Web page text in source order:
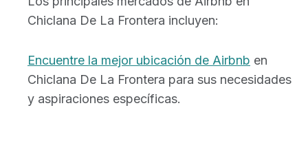
Chiclana De La Frontera incluyen:
Encuentre la mejor ubicación de Airbnb en
Chiclana De La Frontera para sus necesidades
y aspiraciones específicas.